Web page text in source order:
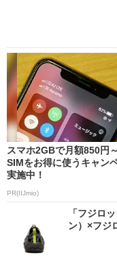
スマホ2GBで月額850円
SIMをお得に使うキャン
実施中！
PR(IIJmio)
「フジロ
ン）×フジ